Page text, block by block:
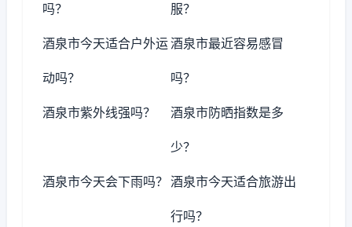
吗？ 服？
酒泉市今天适合户外运
动吗？
酒泉市最近容易感冒
吗？
酒泉市紫外线强吗？ 酒泉市防晒指数是多
少？
酒泉市今天会下雨吗？ 酒泉市今天适合旅游出
行吗？